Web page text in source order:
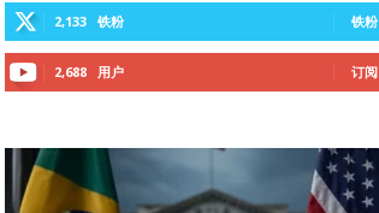
2,133 铁粉 铁粉
2,688 用户 订阅